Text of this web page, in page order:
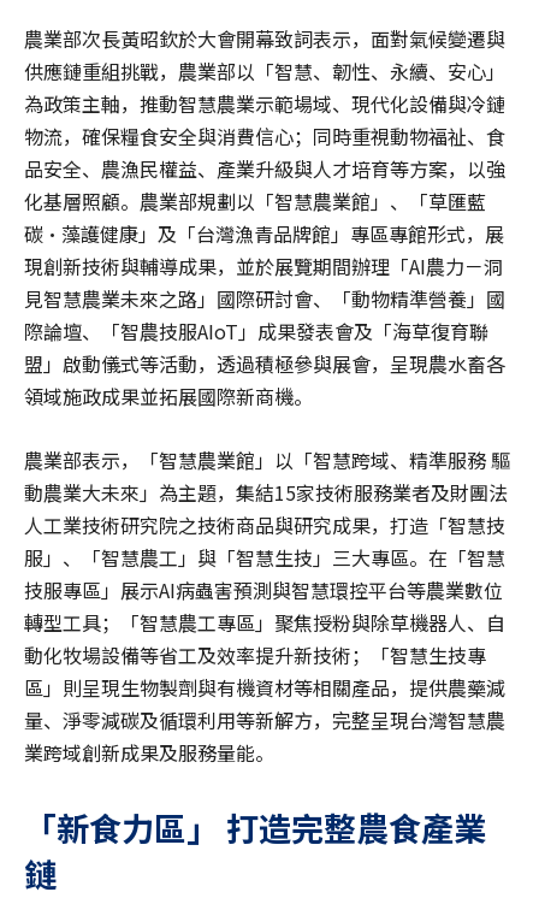
農業部次長黃昭欽於大會開幕致詞表示，面對氣候變遷與
供應鏈重組挑戰，農業部以「智慧、韌性、永續、安心」
為政策主軸，推動智慧農業示範場域、現代化設備與冷鏈
物流，確保糧食安全與消費信心；同時重視動物福祉、食
品安全、農漁民權益、產業升級與人才培育等方案，以強
化基層照顧。農業部規劃以「智慧農業館」、「草匯藍
碳・藻護健康」及「台灣漁青品牌館」專區專館形式，展
現創新技術與輔導成果，並於展覽期間辦理「AI農力－洞
見智慧農業未來之路」國際研討會、「動物精準營養」國
際論壇、「智農技服AIoT」成果發表會及「海草復育聯
盟」啟動儀式等活動，透過積極參與展會，呈現農水畜各
領域施政成果並拓展國際新商機。
農業部表示，「智慧農業館」以「智慧跨域、精準服務 驅
動農業大未來」為主題，集結15家技術服務業者及財團法
人工業技術研究院之技術商品與研究成果，打造「智慧技
服」、「智慧農工」與「智慧生技」三大專區。在「智慧
技服專區」展示AI病蟲害預測與智慧環控平台等農業數位
轉型工具；「智慧農工專區」聚焦授粉與除草機器人、自
動化牧場設備等省工及效率提升新技術；「智慧生技專
區」則呈現生物製劑與有機資材等相關產品，提供農藥減
量、淨零減碳及循環利用等新解方，完整呈現台灣智慧農
業跨域創新成果及服務量能。
「新食力區」 打造完整農食產業
鏈